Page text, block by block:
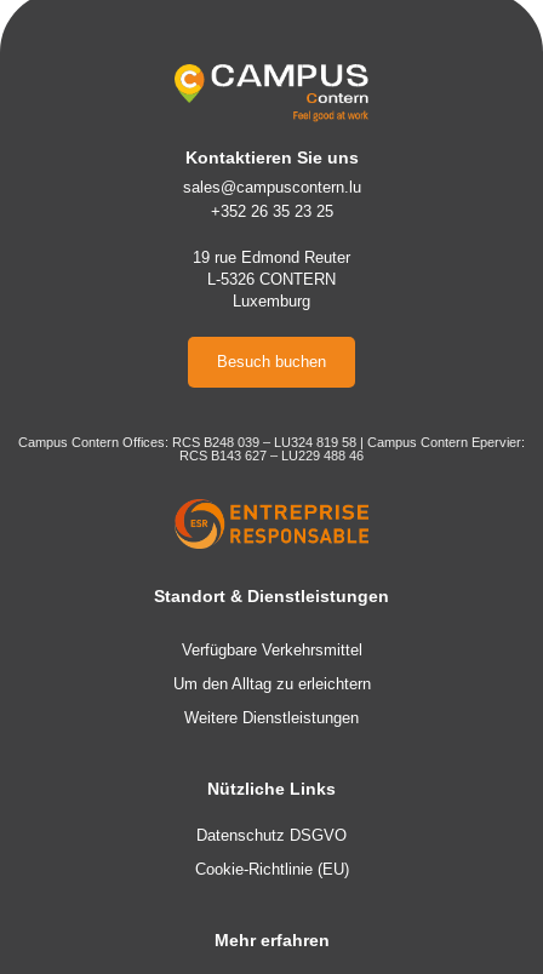
Kontaktieren Sie uns
sales@campuscontern.lu
+352 26 35 23 25
19 rue Edmond Reuter
L-5326 CONTERN
Luxemburg
Besuch buchen
Campus Contern Offices: RCS B248 039 – LU324 819 58 | Campus Contern Epervier:
RCS B143 627 – LU229 488 46
Standort & Dienstleistungen
Verfügbare Verkehrsmittel
Um den Alltag zu erleichtern
Weitere Dienstleistungen
Nützliche Links
Datenschutz DSGVO
Cookie-Richtlinie (EU)
Mehr erfahren